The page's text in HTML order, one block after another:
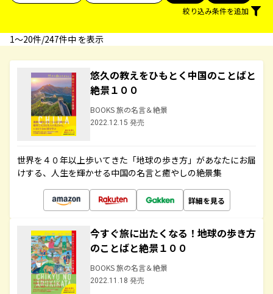
絞り込み条件を追加
1〜20件/247件中 を表示
悠久の教えをひもとく中国のことばと
絶景１００
BOOKS 旅の名言＆絶景
2022.12.15 発売
世界を４０年以上歩いてきた「地球の歩き方」があなたにお届
けする、人生を輝かせる中国の名言と癒やしの絶景集
詳細を見る
今すぐ旅に出たくなる！地球の歩き方
のことばと絶景１００
BOOKS 旅の名言＆絶景
2022.11.18 発売